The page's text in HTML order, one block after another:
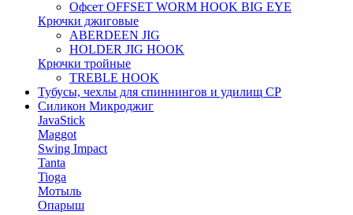
Офсет OFFSET WORM HOOK BIG EYE
Крючки джиговые
ABERDEEN JIG
HOLDER JIG HOOK
Крючки тройные
TREBLE HOOK
Тубусы, чехлы для спиннингов и удилищ СР
Силикон Микроджиг
JavaStick
Maggot
Swing Impact
Tanta
Tioga
Мотыль
Опарыш